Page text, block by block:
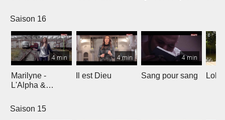
Saison 16
4 min
Marilyne -
L'Alpha &
4 min
Il est Dieu
4 min
Sang pour sang Lola
Saison 15